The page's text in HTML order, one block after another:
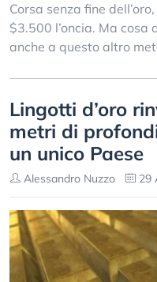
Corsa senza fine
$3.500 l’oncia. Ma
anche a questo altro
Lingotti d’oro
metri di
un unico Paese
Alessandro Nuzzo 29